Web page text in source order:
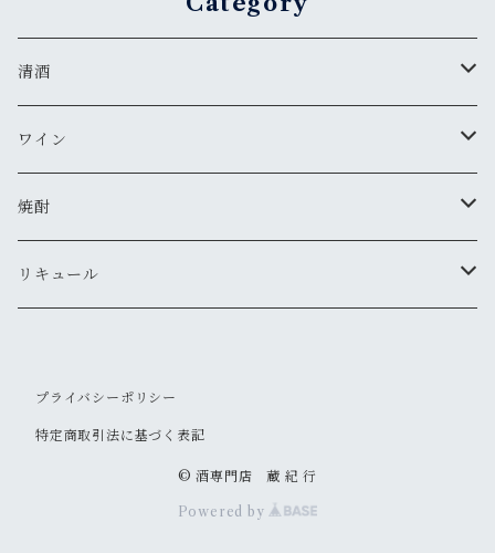
清酒
MIYASAKA
真澄
夜明け前
帰山
ワイン
ドメーヌ・コーセイ
安曇野ワイナリー
焼酎
千曲錦・帰山
リキュール
その他
プライバシーポリシー
特定商取引法に基づく表記
© 酒専門店 蔵 紀 行
Powered by